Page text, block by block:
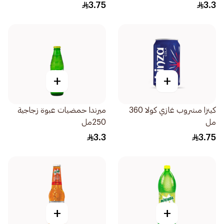
3.3
3.75
+
كينزا مشروب غازي كولا 360
مل
3.75
+
ميرندا حمضيات عبوة زجاجية
250مل
3.3
+
+